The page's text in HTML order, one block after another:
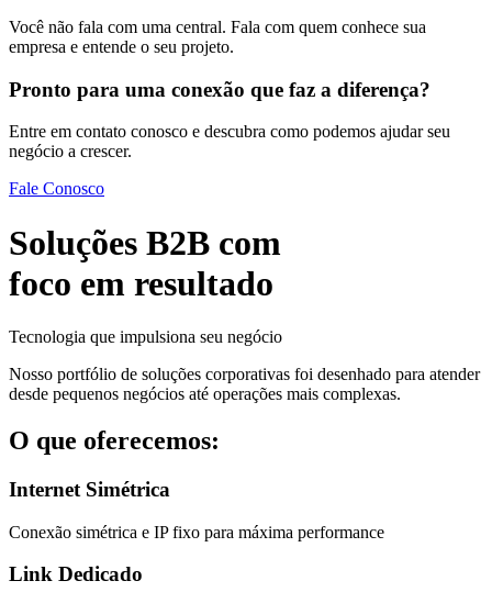
Você não fala com uma central. Fala com quem conhece sua
empresa e entende o seu projeto.
Pronto para uma conexão que faz a diferença?
Entre em contato conosco e descubra como podemos ajudar seu
negócio a crescer.
Fale Conosco
Soluções B2B com
foco em resultado
Tecnologia que impulsiona seu negócio
Nosso portfólio de soluções corporativas foi desenhado para atender
desde pequenos negócios até operações mais complexas.
O que oferecemos:
Internet Simétrica
Conexão simétrica e IP fixo para máxima performance
Link Dedicado